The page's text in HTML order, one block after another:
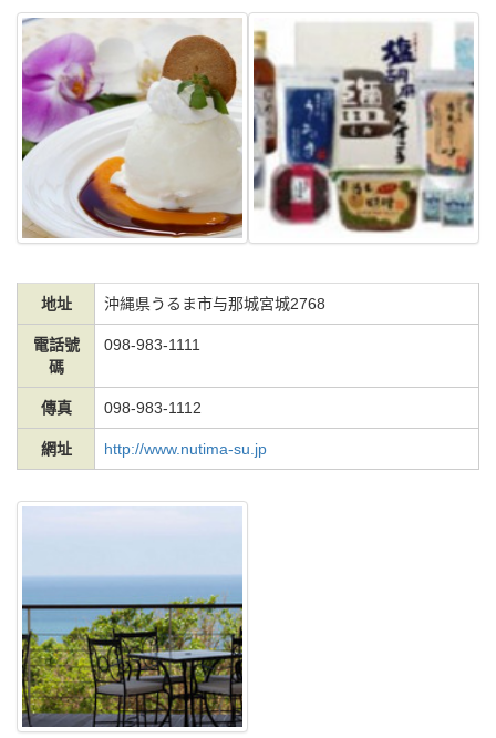
地址 沖縄県うるま市与那城宮城2768
電話號
碼
098-983-1111
傳真 098-983-1112
網址 http://www.nutima-su.jp